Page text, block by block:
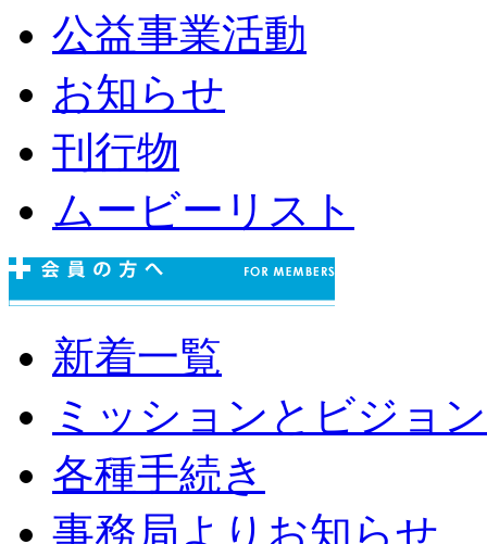
公益事業活動
お知らせ
刊行物
ムービーリスト
新着一覧
ミッションとビジョン
各種手続き
事務局よりお知らせ